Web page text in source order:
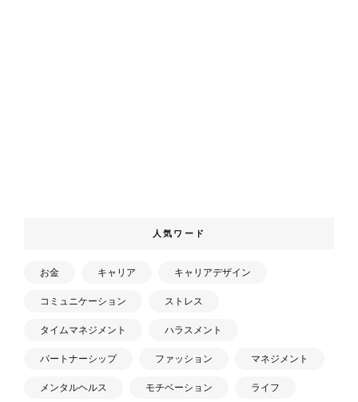
人気ワード
お金 キャリア キャリアデザイン
コミュニケーション ストレス
タイムマネジメント ハラスメント
パートナーシップ ファッション マネジメント
メンタルヘルス モチベーション ライフ